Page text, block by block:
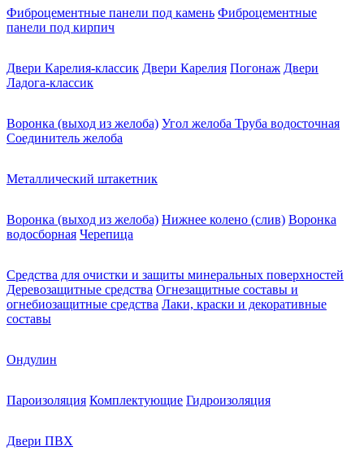
Фиброцементные панели под камень Фиброцементные
панели под кирпич
Двери Карелия-классик Двери Карелия Погонаж Двери
Ладога-классик
Воронка (выход из желоба) Угол желоба Труба водосточная
Соединитель желоба
Металлический штакетник
Воронка (выход из желоба) Нижнее колено (слив) Воронка
водосборная Черепица
Средства для очистки и защиты минеральных поверхностей
Деревозащитные средства Огнезащитные составы и
огнебиозащитные средства Лаки, краски и декоративные
составы
Ондулин
Пароизоляция Комплектующие Гидроизоляция
Двери ПВХ